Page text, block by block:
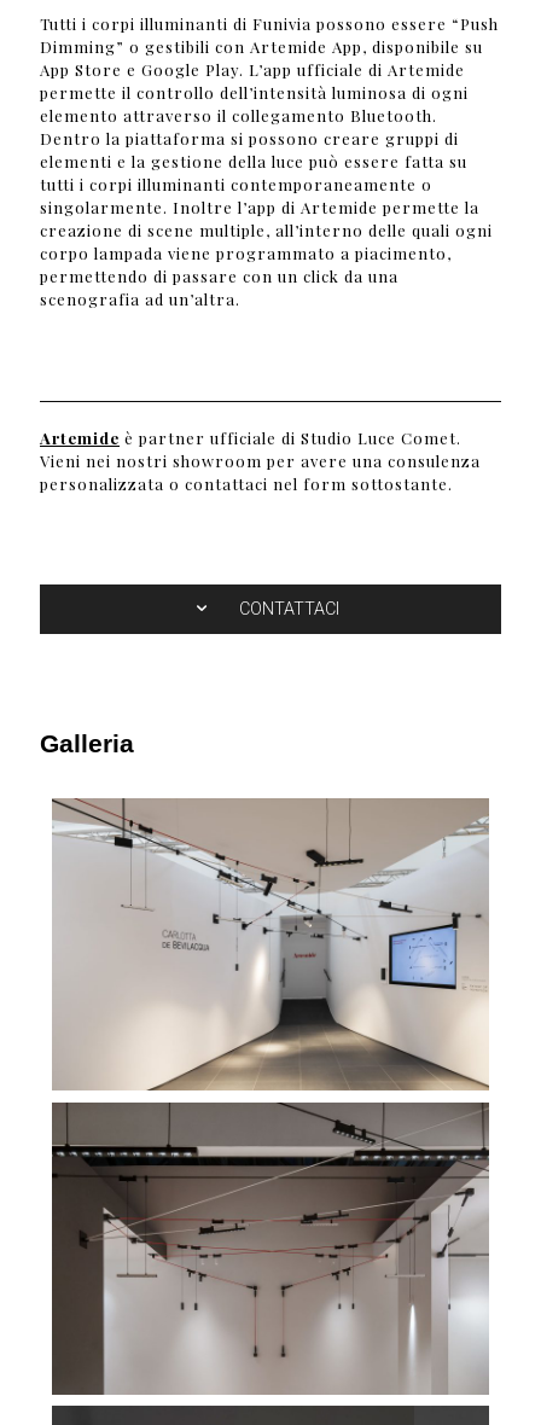
Tutti i corpi illuminanti di Funivia possono essere “Push
Dimming” o gestibili con Artemide App, disponibile su
App Store e Google Play. L’app ufficiale di Artemide
permette il controllo dell’intensità luminosa di ogni
elemento attraverso il collegamento Bluetooth.
Dentro la piattaforma si possono creare gruppi di
elementi e la gestione della luce può essere fatta su
tutti i corpi illuminanti contemporaneamente o
singolarmente. Inoltre l’app di Artemide permette la
creazione di scene multiple, all’interno delle quali ogni
corpo lampada viene programmato a piacimento,
permettendo di passare con un click da una
scenografia ad un’altra.
Artemide è partner ufficiale di Studio Luce Comet.
Vieni nei nostri showroom per avere una consulenza
personalizzata o contattaci nel form sottostante.
CONTATTACI
Galleria